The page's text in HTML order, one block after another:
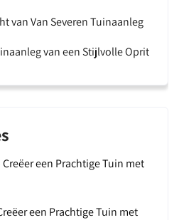
van Van Severen Tuinaanleg
van een Stijlvolle Oprit
Creëer een Prachtige Tuin met
een Prachtige Tuin met